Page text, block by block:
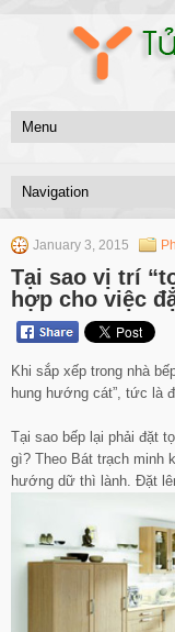
January 3, 2015
Tại sao vị trí
hợp cho việc
Khi sắp xếp trong nhà
hung hướng cát”, tức là
Tại sao bếp lại phải đặt
gì? Theo Bát trạch minh
hướng dữ thì lành. Đặt